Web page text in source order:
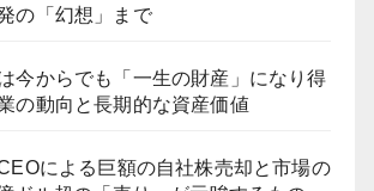
の「幻想」まで
今からでも「一生の財産」になり得
の動向と長期的な資産価値
による巨額の自社株売却と市場の